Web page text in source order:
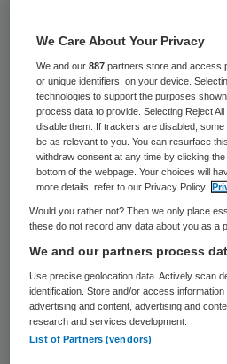
lanceert de app JBZ
kunnen patiënten op
worden geïnformeerd
stap in hun
onderzoek. Naar eigen
het eerste ziekenhuis in
voorlichtingsapp
inzetten.
DeJBZ Zorgappbestaat
de verschillende stappen
behandeling weergeeft.
We Care About Your Privacy
We and our887 partners store and access
or unique identifiers, on your device.
technologies to support the purposes
process data to provide. Selecting Reject
disable them. If trackers are disabled,
be as relevant to you. You can resurface
withdraw consent at any time by clicking
bottom of the webpage. Your choices will
more details, refer to our Privacy Policy.
Would you rather not? Then we only place
these do not record any data about you as a
We and our partners process
Use precise geolocation data. Actively scan
identification. Store and/or access
advertising and content, advertising and
research and services development.
List of Partners (vendors)